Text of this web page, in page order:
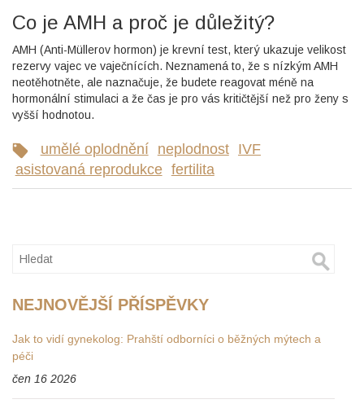
Co je AMH a proč je důležitý?
AMH (Anti-Müllerov hormon) je krevní test, který ukazuje velikost
rezervy vajec ve vaječnících. Neznamená to, že s nízkým AMH
neotěhotněte, ale naznačuje, že budete reagovat méně na
hormonální stimulaci a že čas je pro vás kritičtější než pro ženy s
vyšší hodnotou.
umělé oplodnění neplodnost
IVF
asistovaná reprodukce fertilita
NEJNOVĚJŠÍ PŘÍSPĚVKY
Jak to vidí gynekolog: Prahští odborníci o běžných mýtech a
péči
čen 16 2026